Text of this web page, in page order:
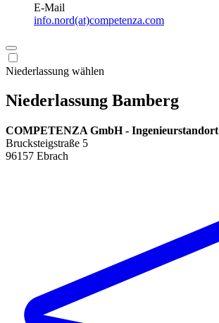
E-Mail
info.nord(at)competenza.com
Niederlassung wählen
Niederlassung Bamberg
COMPETENZA GmbH - Ingenieurstandort
Brucksteigstraße 5
96157 Ebrach